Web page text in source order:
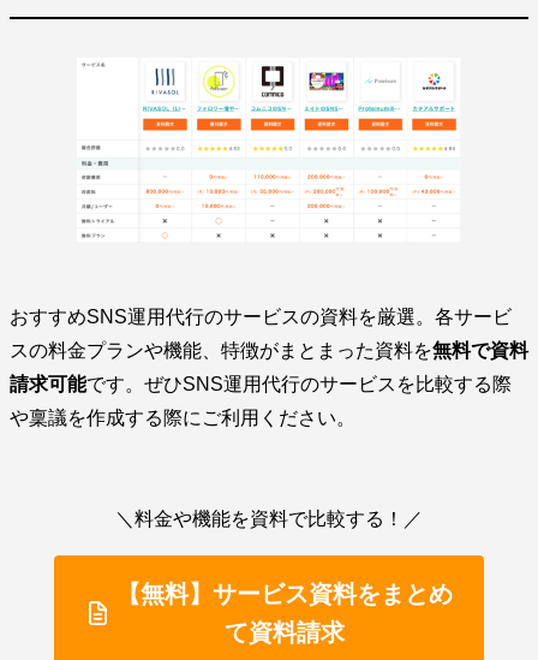
おすすめSNS運用代行のサービスの資料を厳選。各サービ
スの料金プランや機能、特徴がまとまった資料を無料で資料
請求可能です。ぜひSNS運用代行のサービスを比較する際
や稟議を作成する際にご利用ください。
＼料金や機能を資料で比較する！／
【無料】サービス資料をまとめ
て資料請求